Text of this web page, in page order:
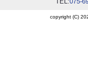
copyright (C)